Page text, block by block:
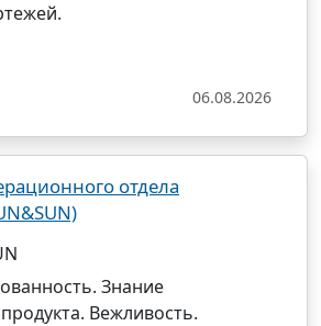
06.08.2026
отдела
Знание
Вежливость.